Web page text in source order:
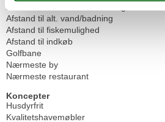
Afstand til alt. vand/badning
Afstand til fiskemulighed
Afstand til indkøb
Golfbane
Nærmeste by
Nærmeste restaurant
Koncepter
Husdyrfrit
Kvalitetshavemøbler